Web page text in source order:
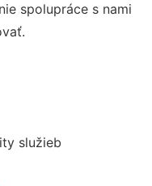
spolupráce s nami
služieb